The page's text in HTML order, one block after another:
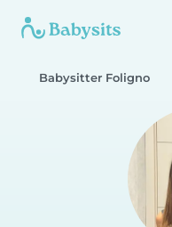
Babysitter Foligno